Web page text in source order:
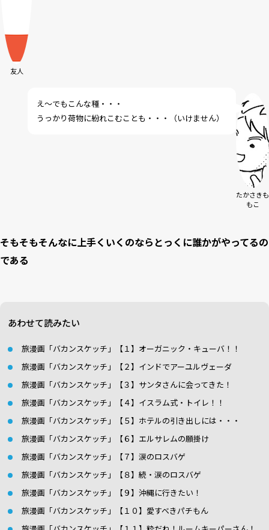
友人
たかさきも
もこ
え～でもこんな種・・・
うっかり荷物に紛れこむことも・・・（いけません）
そもそもそんなに上手くいくのならとっくに誰かがやってるの
である
あわせて読みたい
旅漫画「バカンスケッチ」【１】オーガニック・キューバ！！
旅漫画「バカンスケッチ」【２】インドでアーユルヴェーダ
旅漫画「バカンスケッチ」【３】サンタさんに会ってきた！
旅漫画「バカンスケッチ」【４】イスラム式・トイレ！！
旅漫画「バカンスケッチ」【５】ホテルの引き出しには・・・
旅漫画「バカンスケッチ」【６】エルサレムの願掛け
旅漫画「バカンスケッチ」【７】涙のロスバゲ
旅漫画「バカンスケッチ」【８】続・涙のロスバゲ
旅漫画「バカンスケッチ」【９】沖縄に行きたい！
旅漫画「バカンスケッチ」【１０】愛すべきパチもん